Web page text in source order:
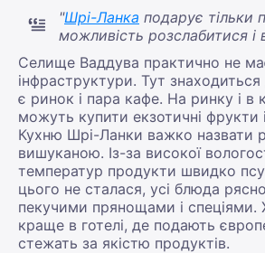
"Шрі-Ланка подарує тільки
можливість розслабитися і
Селище Ваддува практично не
інфраструктури. Тут знаходиться
є ринок і пара кафе. На ринку і в
можуть купити екзотичні фрукти
Кухню Шрі-Ланки важко назвати
вишуканою. Із-за високої
температур продукти швидко
цього не сталася, усі блюда
пекучими прянощами і спеціями.
краще в готелі, де подають
стежать за якістю продуктів.